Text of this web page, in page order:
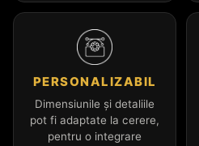
PERSONALIZABIL
Dimensiunile și detaliile
pot fi adaptate la cerere,
pentru o integrare